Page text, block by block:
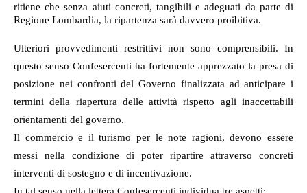
ritiene che senza aiuti concreti, tangibili e adeguati da parte di
Regione Lombardia, la ripartenza sarà davvero proibitiva.
Ulteriori provvedimenti restrittivi non sono comprensibili. In
questo senso Confesercenti ha fortemente apprezzato la presa di
posizione nei confronti del Governo finalizzata ad anticipare i
termini della riapertura delle attività rispetto agli inaccettabili
orientamenti del governo.
Il commercio e il turismo per le note ragioni, devono essere
messi nella condizione di poter ripartire attraverso concreti
interventi di sostegno e di incentivazione.
In tal senso nella lettera Confesercenti individua tre aspetti: